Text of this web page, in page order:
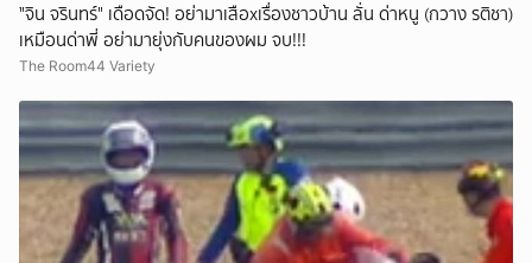
ั่"จิน จรินทร์" เดือดจัด! อย่ามาเสือxเรื่องชาวบ้าน ลั่น ด่าหนู (กวาง รติชา)
เหมือนด่าพี่ อย่ามายุ่งกับคนของผม จบ!!!
The Room44 Variety